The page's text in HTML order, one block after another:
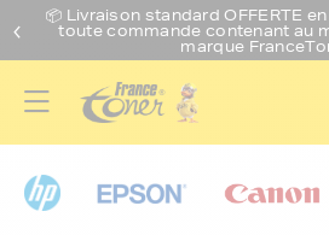
📦 Livraison standard OFFERTE
toute commande contenant au
marque